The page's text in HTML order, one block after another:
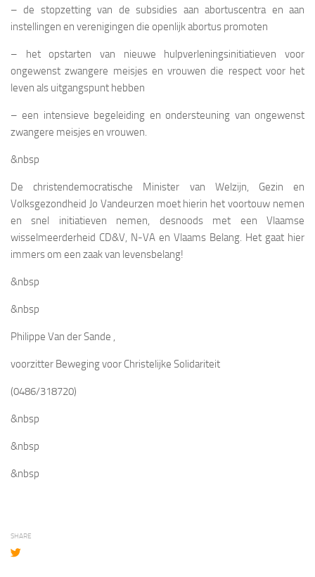
– de stopzetting van de subsidies aan abortuscentra en aan
instellingen en verenigingen die openlijk abortus promoten
– het opstarten van nieuwe hulpverleningsinitiatieven voor
ongewenst zwangere meisjes en vrouwen die respect voor het
leven als uitgangspunt hebben
– een intensieve begeleiding en ondersteuning van ongewenst
zwangere meisjes en vrouwen.
&nbsp
De christendemocratische Minister van Welzijn, Gezin en
Volksgezondheid Jo Vandeurzen moet hierin het voortouw nemen
en snel initiatieven nemen, desnoods met een Vlaamse
wisselmeerderheid CD&V, N-VA en Vlaams Belang. Het gaat hier
immers om een zaak van levensbelang!
&nbsp
&nbsp
Philippe Van der Sande ,
voorzitter Beweging voor Christelijke Solidariteit
(0486/318720)
&nbsp
&nbsp
&nbsp
SHARE